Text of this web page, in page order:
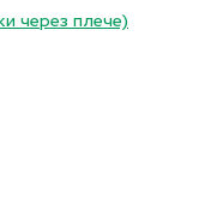
через плече)